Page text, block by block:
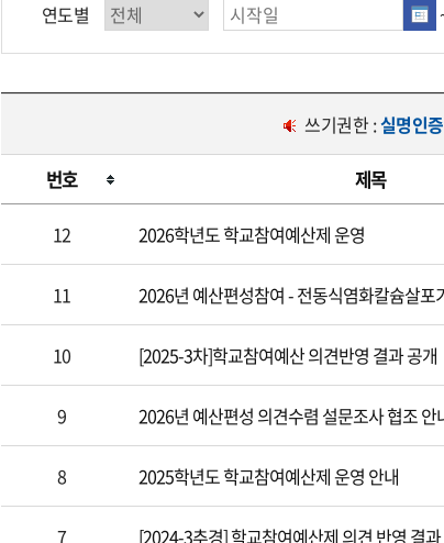
연도별
쓰기권한 :실명인증
참
방
번호 제목
12 2026학년도 학교참여예산제 운영
11 2026년 예산편성참여 - 전동식염화칼슘살포
10 [2025-3차]학교참여예산 의견반영 결과 공개
9 2026년 예산편성 의견수렴 설문조사 협조 안
8 2025학년도 학교참여예산제 운영 안내
7 [2024-3추경] 학교참여예산제 의견 반영 결